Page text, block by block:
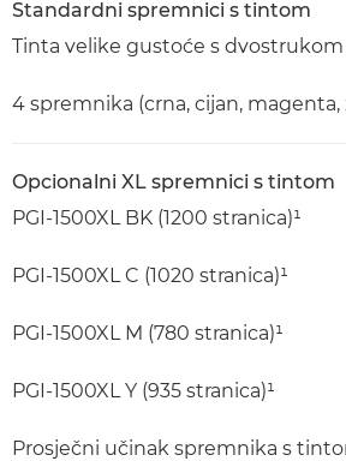
Standardni spremnici s tintom
Tinta velike gustoće s
4 spremnika (crna, cijan, magenta,
Opcionalni XL spremnici s tintom
PGI-1500XL BK (1200 stranica)¹
PGI-1500XL C (1020 stranica)¹
PGI-1500XL M (780 stranica)¹
PGI-1500XL Y (935 stranica)¹
Prosječni učinak spremnika s